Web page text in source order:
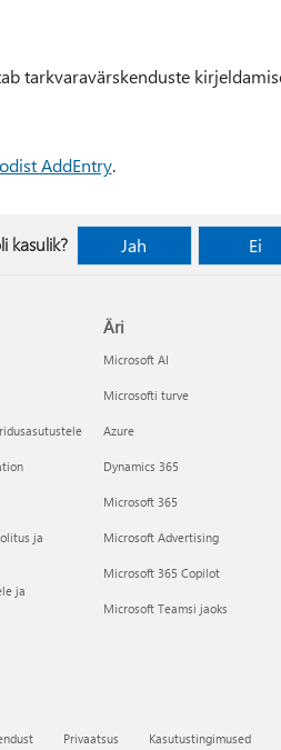
tarkvaravärskenduste
AddEntry.
kasulik? Jah Ei
ja
ja
Äri
Microsoft AI
Microsofti turve
Azure
Dynamics 365
Microsoft 365
Microsoft Advertising
Microsoft 365 Copilot
Microsoft Teamsi jaoks
Privaatsus Kasutustingimused